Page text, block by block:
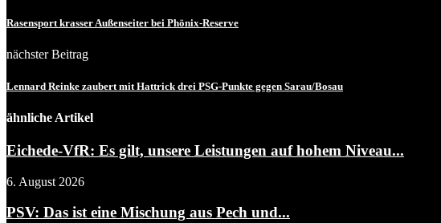
Rasensport krasser Außenseiter bei Phönix-Reserve
nächster Beitrag
Lennard Reinke zaubert mit Hattrick drei PSG-Punkte gegen Sarau/Bosau
ähnliche Artikel
Eichede-VfR: Es gilt, unsere Leistungen auf hohem Niveau...
6. August 2026
PSV: Das ist eine Mischung aus Pech und...